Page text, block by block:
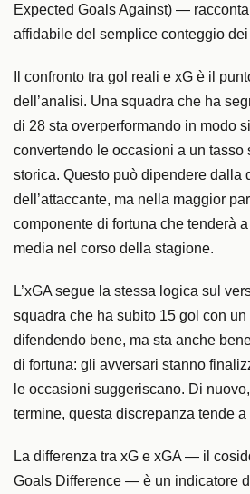
Expected Goals Against) —
affidabile del semplice conteggio
Il confronto tra gol reali e xG è il
dell’analisi. Una squadra che ha
di 28 sta overperformando in modo
convertendo le occasioni a un tasso
storica. Questo può dipendere dalla
dell’attaccante, ma nella maggior
componente di fortuna che tenderà
media nel corso della stagione.
L’xGA segue la stessa logica sul
squadra che ha subito 15 gol con un
difendendo bene, ma sta anche
di fortuna: gli avversari stanno
le occasioni suggeriscano. Di
termine, questa discrepanza tende a
La differenza tra xG e xGA — il
Goals Difference — è un indicatore